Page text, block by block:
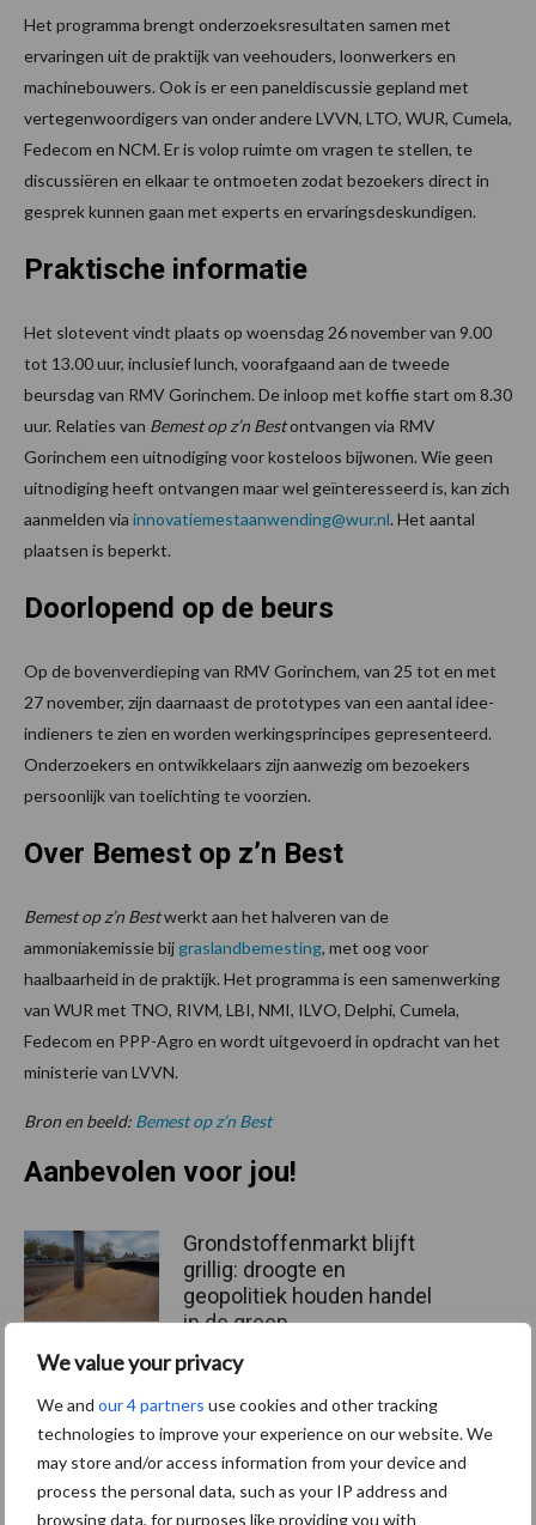
We value your privacy
We and our 4 partners use cookies and other tracking
technologies to improve your experience on our website. We
may store and/or access information from your device and
process the personal data, such as your IP address and
browsing data, for purposes like providing you with
Het programma brengt onderzoeksresultaten samen met
ervaringen uit de praktijk van veehouders, loonwerkers en
machinebouwers. Ook is er een paneldiscussie gepland met
vertegenwoordigers van onder andere LVVN, LTO, WUR, Cumela,
Fedecom en NCM. Er is volop ruimte om vragen te stellen, te
discussiëren en elkaar te ontmoeten zodat bezoekers direct in
gesprek kunnen gaan met experts en ervaringsdeskundigen.
Praktische informatie
Het slotevent vindt plaats op woensdag 26 november van 9.00
tot 13.00 uur, inclusief lunch, voorafgaand aan de tweede
beursdag van RMV Gorinchem. De inloop met koffie start om 8.30
uur. Relaties van Bemest op z’n Bestontvangen via RMV
Gorinchem een uitnodiging voor kosteloos bijwonen. Wie geen
uitnodiging heeft ontvangen maar wel geïnteresseerd is, kan zich
aanmelden via innovatiemestaanwending@wur.nl. Het aantal
plaatsen is beperkt.
Doorlopend op de beurs
Op de bovenverdieping van RMV Gorinchem, van 25 tot en met
27 november, zijn daarnaast de prototypes van een aantal idee-
indieners te zien en worden werkingsprincipes gepresenteerd.
Onderzoekers en ontwikkelaars zijn aanwezig om bezoekers
persoonlijk van toelichting te voorzien.
Over Bemest op z’n Best
Bemest op z’n Bestwerkt aan het halveren van de
ammoniakemissie bij graslandbemesting, met oog voor
haalbaarheid in de praktijk. Het programma is een samenwerking
van WUR met TNO, RIVM, LBI, NMI, ILVO, Delphi, Cumela,
Fedecom en PPP-Agro en wordt uitgevoerd in opdracht van het
ministerie van LVVN.
Bron en beeld: Bemest op z’n Best
Aanbevolen voor jou!
Grondstoffenmarkt blijft
grillig: droogte en
geopolitiek houden handel
in de greep
De speenhuid: een vaak
onderschatte risicofactor
voor mastitis